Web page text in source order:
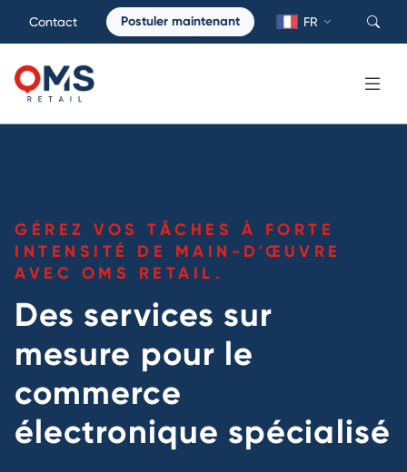
Contact Postuler maintenant FR
GÉREZ VOS TÂCHES À FORTE
INTENSITÉ DE MAIN-D'ŒUVRE
AVEC OMS RETAIL.
Des services sur
mesure pour le
commerce
électronique spécialisé